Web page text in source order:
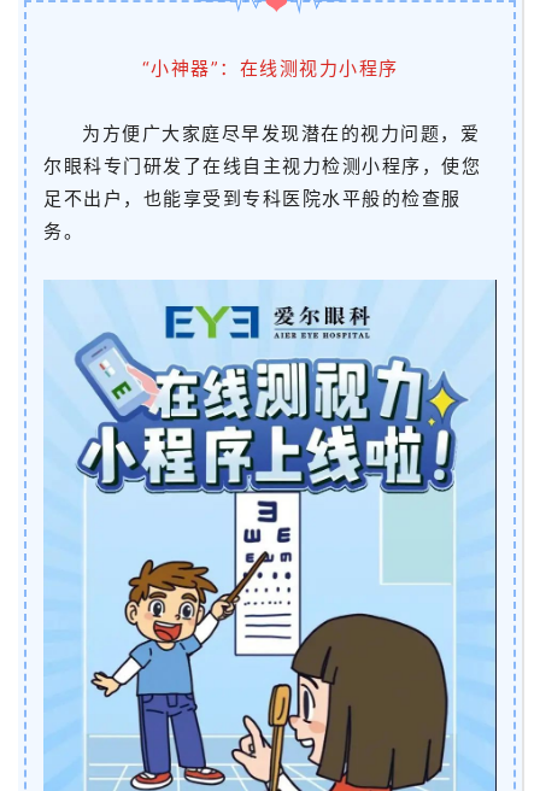
“小神器”：在线测视力小程序
为方便广大家庭尽早发现潜在的视力问题，爱
尔眼科专门研发了在线自主视力检测小程序，使您
足不出户，也能享受到专科医院水平般的检查服
务。